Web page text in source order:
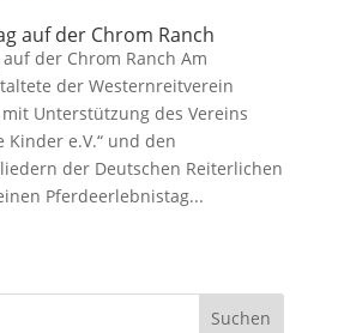
auf der Chrom Ranch
der Chrom Ranch Am
der Westernreitverein
mit Unterstützung des Vereins
Kinder e.V.“ und den
der Deutschen Reiterlichen
Pferdeerlebnistag...